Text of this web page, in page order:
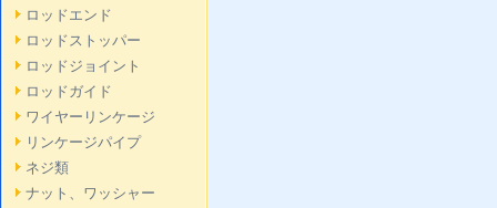
ロッドエンド
ロッドストッパー
ロッドジョイント
ロッドガイド
ワイヤーリンケージ
リンケージパイプ
ネジ類
ナット、ワッシャー